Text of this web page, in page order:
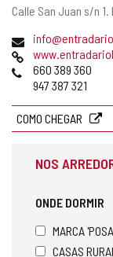
Endereço
Calle San Juan s/n 1.
Endereço
de
email
Pagina
web
Telefones
660 389 360
947 387 321
COMO CHEGAR
NOS
ONDE DORMIR
MARCA
CASAS